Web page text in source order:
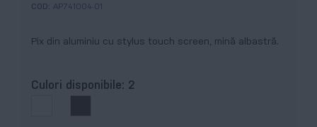
COD: AP741004-01
Pix din aluminiu cu stylus touch screen, mină albastră.
Culori disponibile: 2